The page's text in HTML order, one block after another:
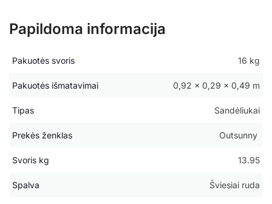
Papildoma informacija
Pakuotės svoris 16 kg
Pakuotės išmatavimai 0,92 × 0,29 × 0,49 m
Tipas Sandėliukai
Prekės ženklas Outsunny
Svoris kg 13.95
Spalva Šviesiai ruda